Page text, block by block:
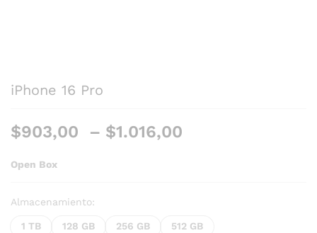
iPhone 16 Pro
$903,00 – $1.016,00
Open Box
Almacenamiento:
1 TB 128 GB 256 GB 512 GB